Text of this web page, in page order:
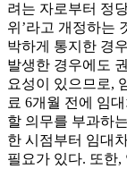
려는 자로부터 정
위’라고 개정하는
박하게 통지한 경
발생한 경우에도
요성이 있으므로,
료 6개월 전에 임
할 의무를 부과하
한 시점부터 임대
필요가 있다. 또한,